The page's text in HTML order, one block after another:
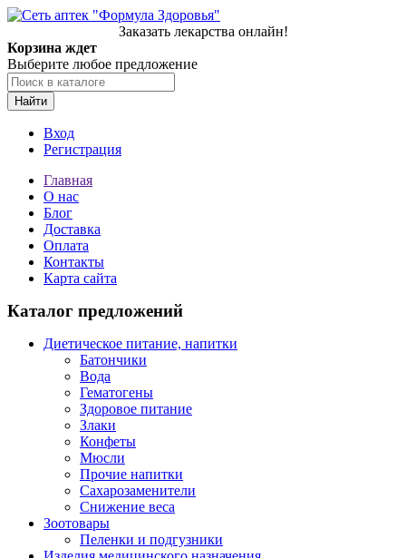
Заказать лекарства онлайн!
Корзина ждет
Выберите любое предложение
Найти
Вход
Регистрация
Главная
О нас
Блог
Доставка
Оплата
Контакты
Карта сайта
Каталог предложений
Диетическое питание, напитки
Батончики
Вода
Гематогены
Здоровое питание
Злаки
Конфеты
Мюсли
Прочие напитки
Сахарозаменители
Снижение веса
Зоотовары
Пеленки и подгузники